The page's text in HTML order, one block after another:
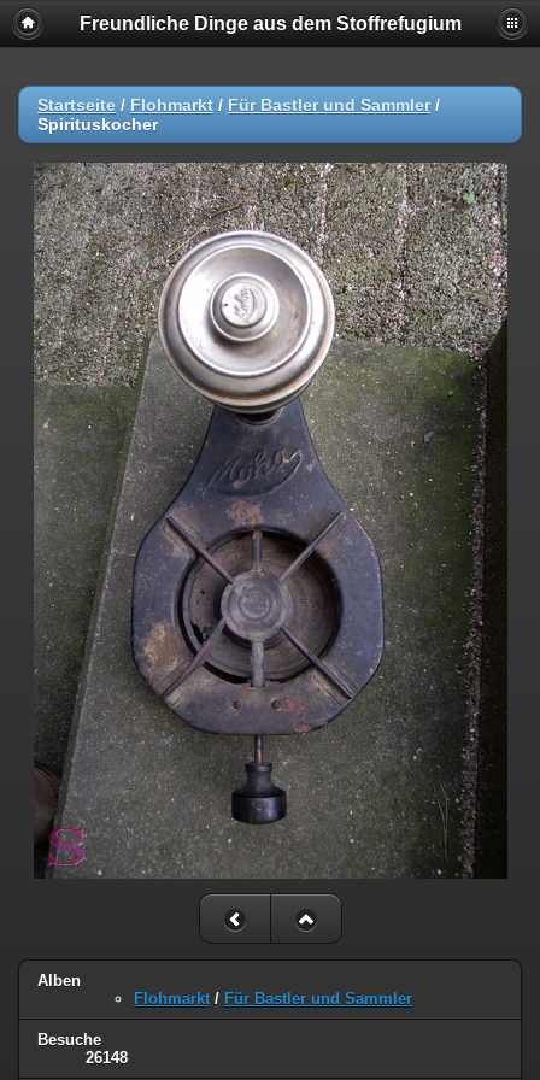
Freundliche Dinge aus dem Stoffrefugium
Startseite / Flohmarkt / Für Bastler und Sammler/
Spirituskocher
Alben
Flohmarkt / Für Bastler und Sammler
Besuche
26148